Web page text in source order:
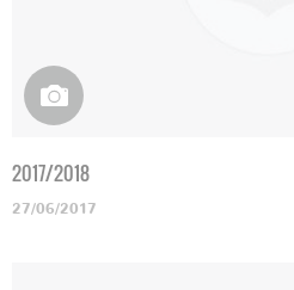
2017/2018
27/06/2017